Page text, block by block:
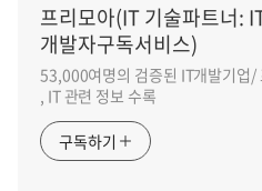
프리모아(IT 기술파트너:
개발자구독서비스)
53,000여명의 검증된 IT개발기업/
, IT 관련 정보 수록
구독하기